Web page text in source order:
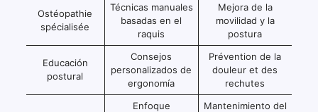
Ostéopathie
spécialisée
Técnicas manuales
basadas en el
raquis
Mejora de la
movilidad y la
postura
Educación
postural
Consejos
personalizados de
ergonomía
Prévention de la
douleur et des
rechutes
Enfoque
Mantenimiento del